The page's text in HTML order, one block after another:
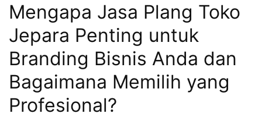
Mengapa Jasa Plang Toko
Jepara Penting untuk
Branding Bisnis Anda dan
Bagaimana Memilih yang
Profesional?